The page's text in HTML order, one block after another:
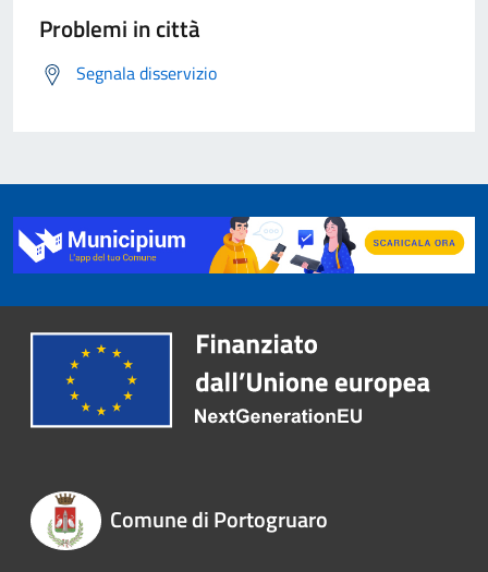
Problemi in città
Segnala disservizio
Comune di Portogruaro